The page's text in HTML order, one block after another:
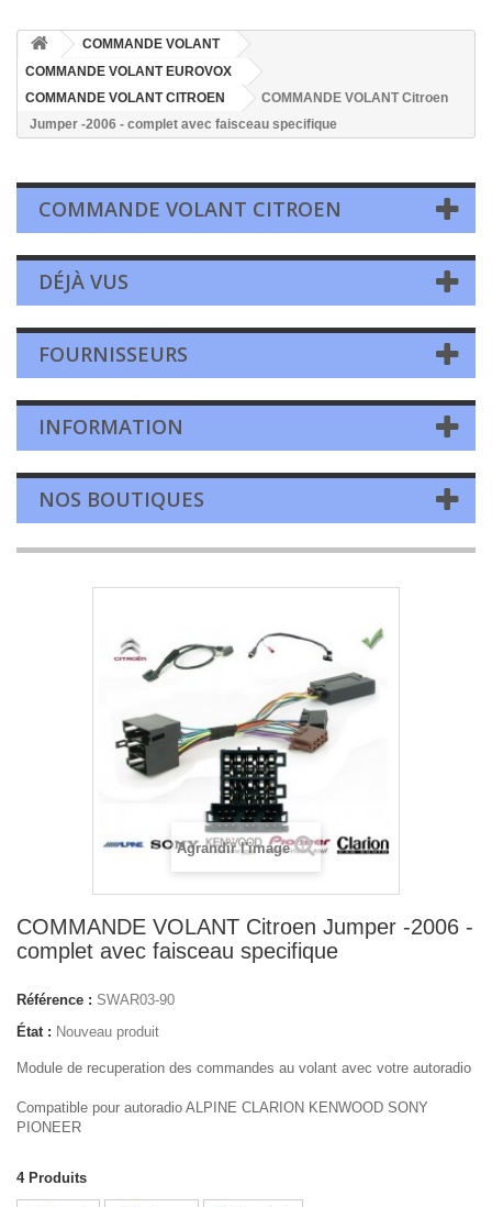
COMMANDE VOLANT
COMMANDE VOLANT EUROVOX
COMMANDE VOLANT CITROEN
COMMANDE VOLANT Citroen
Jumper -2006 - complet avec faisceau specifique
COMMANDE VOLANT CITROEN
DÉJÀ VUS
FOURNISSEURS
INFORMATION
NOS BOUTIQUES
Agrandir l'image
COMMANDE VOLANT Citroen Jumper -2006 -
complet avec faisceau specifique
Référence : SWAR03-90
État : Nouveau produit
Module de recuperation des commandes au volant avec votre autoradio
Compatible pour autoradio ALPINE CLARION KENWOOD SONY
PIONEER
4 Produits